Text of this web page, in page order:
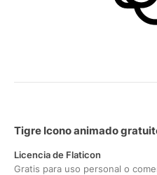
Tigre Icono animado
Licencia de Flaticon
Gratis para uso personal o